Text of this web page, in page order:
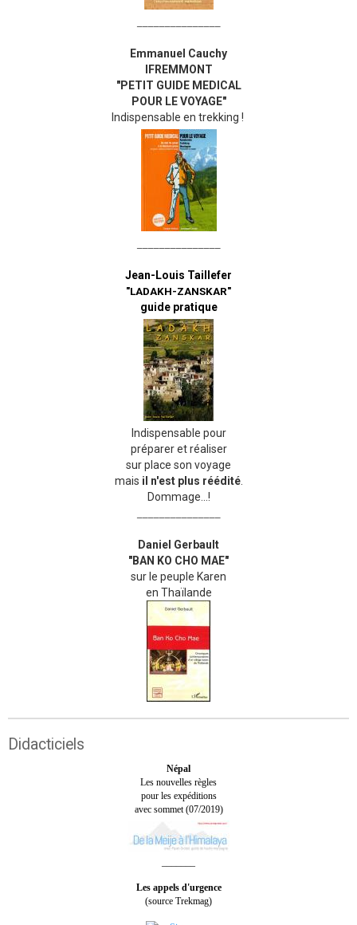
Emmanuel Cauchy
IFREMMONT
"PETIT GUIDE MEDICAL
POUR LE VOYAGE"
Indispensable en trekking !
Jean-Louis Taillefer
"LADAKH-ZANSKAR"
guide pratique
Indispensable pour
préparer et réaliser
sur place son voyage
mais il n'est plus réédité.
Dommage...!
Daniel Gerbault
"BAN KO CHO MAE"
sur le peuple Karen
en Thaïlande
Didacticiels
Népal
Les nouvelles règles
pour les expéditions
avec sommet (07/2019)
Les appels d'urgence
(source Trekmag)